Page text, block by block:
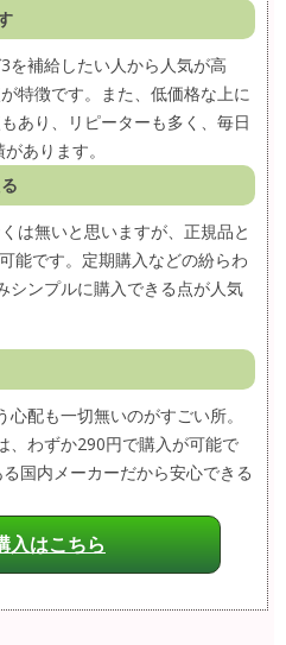
を補給したい人から人気が高
特徴です。また、低価格な上に
あり、リピーターも多く、毎日
あります。
は無いと思いますが、正規品と
能です。定期購入などの紛らわ
シンプルに購入できる点が人気
配も一切無いのがすごい所。
、わずか290円で購入が可能で
国内メーカーだから安心できる
入はこちら